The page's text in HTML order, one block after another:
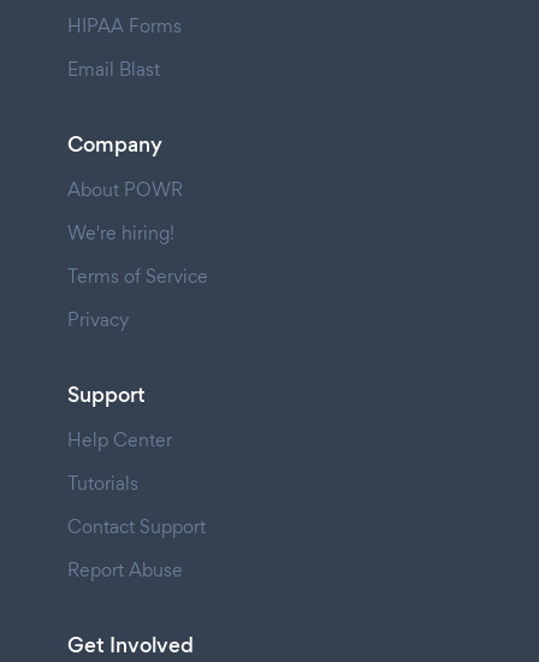
HIPAA Forms
Email Blast
Company
About POWR
We're hiring!
Terms of Service
Privacy
Support
Help Center
Tutorials
Contact Support
Report Abuse
Get Involved